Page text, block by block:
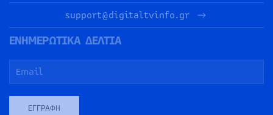
support@digitaltvinfo.gr
ΕΝΗΜΕΡΩΤΙΚΑ ΔΕΛΤΙΑ
ΕΓΓΡΑΦΉ